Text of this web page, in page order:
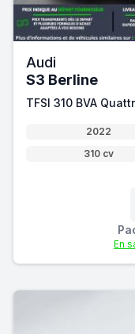
Audi
S3 Berline
TFSI 310 BVA
2022
310 cv
En